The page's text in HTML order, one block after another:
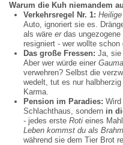
Warum die Kuh niemandem
Verkehrsregel Nr. 1:
Auto, ignoriert sie es.
als wäre er das
resigniert - wer wollte
Das große Fressen: Ja, sie
Aber wer würde einer
verwehren? Selbst die
wedelt, tut es nur
Karma.
Pension im Paradies:
Schlachthaus, sondern in
- jedes erste Roti eines
Leben kommst du als
während sie dem Tier Brot